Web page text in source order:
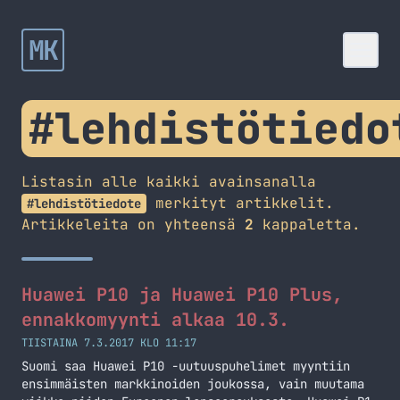
MK
Listasin alle kaikki avainsanalla
#lehdistötiedote
merkityt artikkelit.
Artikkeleita on yhteensä 2 kappaletta.
Huawei P10 ja Huawei P10 Plus,
ennakkomyynti alkaa 10.3.
TIISTAINA 7.3.2017 KLO 11:17
Suomi saa Huawei P10 -uutuuspuhelimet myyntiin
ensimmäisten markkinoiden joukossa, vain muutama